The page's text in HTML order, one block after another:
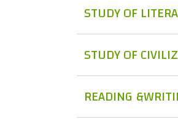
STUDY OF
STUDY OF
READING